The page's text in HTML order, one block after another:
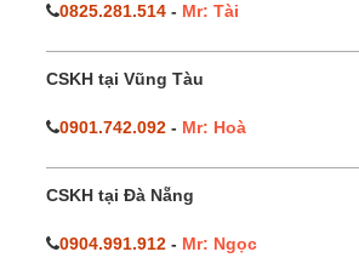
0825.281.514 - Mr: Tài
CSKH tại Vũng Tàu
0901.742.092 - Mr: Hoà
CSKH tại Đà Nẵng
0904.991.912 - Mr: Ngọc